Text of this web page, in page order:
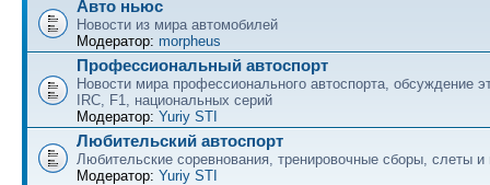
Авто ньюс
Новости из мира автомобилей
Модератор: morpheus
Профессиональный автоспорт
Новости мира профессионального автоспорта, обсуждение
IRC, F1, национальных серий
Модератор: Yuriy STI
Любительский автоспорт
Любительские соревнования, тренировочные сборы, слеты и
Модератор: Yuriy STI